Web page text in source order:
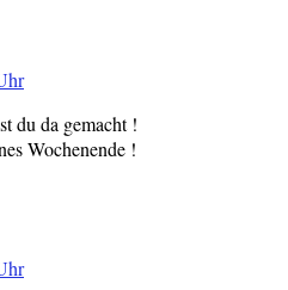
du da gemacht !
Wochenende !